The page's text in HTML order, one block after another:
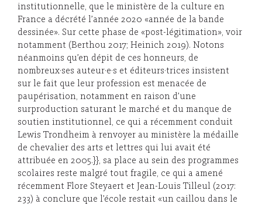
institutionnelle, que le ministère de la culture en
France a décrété l’année 2020 «année de la bande
dessinée». Sur cette phase de «post-légitimation», voir
notamment (Berthou 2017; Heinich 2019). Notons
néanmoins qu’en dépit de ces honneurs, de
nombreux·ses auteur·e·s et éditeurs·trices insistent
sur le fait que leur profession est menacée de
paupérisation, notamment en raison d’une
surproduction saturant le marché et du manque de
soutien institutionnel, ce qui a récemment conduit
Lewis Trondheim à renvoyer au ministère la médaille
de chevalier des arts et lettres qui lui avait été
attribuée en 2005.}}, sa place au sein des programmes
scolaires reste malgré tout fragile, ce qui a amené
récemment Flore Steyaert et Jean-Louis Tilleul (2017:
233) à conclure que l’école restait «un caillou dans le